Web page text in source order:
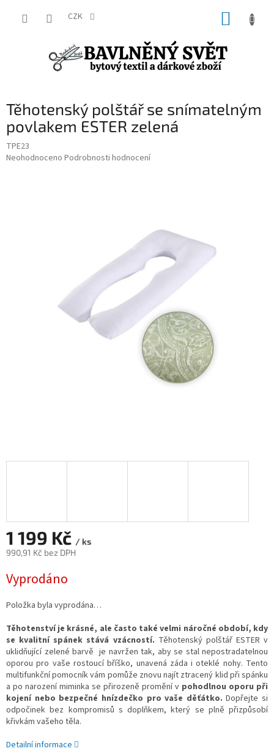
CZK
Těhotenský polštář se snímatelným
povlakem ESTER zelená
TPE23
Průměrné
Neohodnoceno Podrobnosti hodnocení
1 199 Kč / ks
990,91 Kč bez DPH
cena:
Vyprodáno
Položka byla vyprodána…
Těhotenství je krásné, ale často také velmi náročné období, kdy
se kvalitní spánek stává vzácností. Těhotenský polštář ESTER v
uklidňující zelené barvě je navržen tak, aby se stal nepostradatelnou
oporou pro vaše rostoucí bříško, unavená záda i oteklé nohy. Tento
multifunkční pomocník vám pomůže znovu najít ztracený klid při spánku
a po narození miminka se přirozeně promění v pohodlnou oporu při
kojení nebo bezpečné hnízdečko pro vaše děťátko. Dopřejte si
odpočinek bez kompromisů s doplňkem, který se plně přizpůsobí
křivkám vašeho těla.
Detailní informace